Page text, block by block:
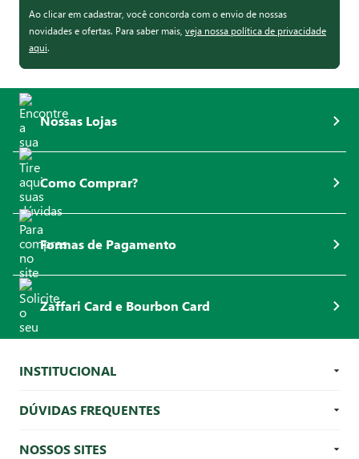
Ao clicar em cadastrar, você concorda com o envio de nossas
novidades e ofertas. Para saber mais, veja nossa política de privacidade
aqui.
Nossas Lojas
Como Comprar?
Formas de Pagamento
Zaffari Card e Bourbon Card
INSTITUCIONAL
DÚVIDAS FREQUENTES
NOSSOS SITES